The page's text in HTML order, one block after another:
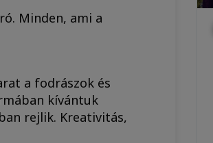
Minden, ami a
a fodrászok és
kívántuk
rejlik. Kreativitás,